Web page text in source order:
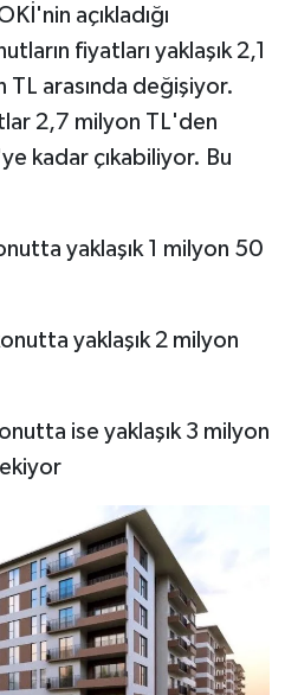
açıkladığı
fiyatları yaklaşık 2,1
arasında değişiyor.
2,7 milyon TL'den
kadar çıkabiliyor. Bu
yaklaşık 1 milyon 50
yaklaşık 2 milyon
ise yaklaşık 3 milyon